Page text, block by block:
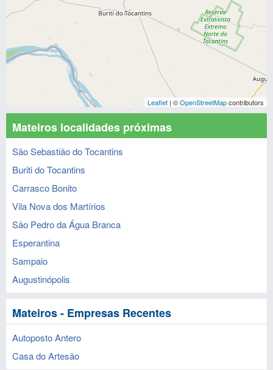
Leaflet | ©OpenStreetMapcontributors
Mateiros localidades próximas
São Sebastião do Tocantins
Buriti do Tocantins
Carrasco Bonito
Vila Nova dos Martírios
São Pedro da Água Branca
Esperantina
Sampaio
Augustinópolis
Mateiros - Empresas Recentes
Autoposto Antero
Casa do Artesão